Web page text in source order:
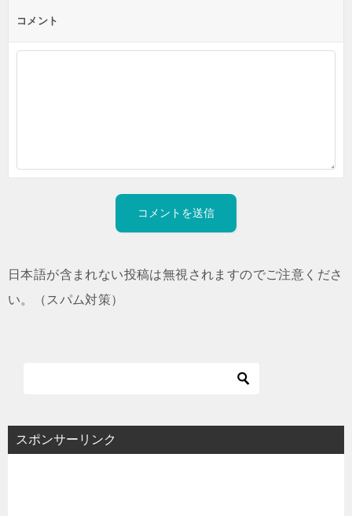
コメント
日本語が含まれない投稿は無視されますのでご注意くださ
い。（スパム対策）
スポンサーリンク